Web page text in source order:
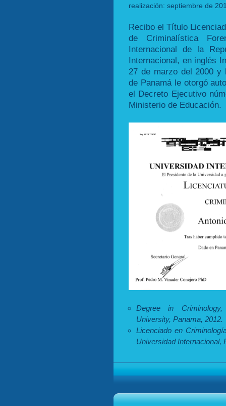
realización: septiembre de
Recibo el Título
de Criminalística
Internacional de la
Internacional, en inglés
27 de marzo del 2000 y
de Panamá le otorgó
el Decreto Ejecutivo
Ministerio de Educación.
Degree in Criminology,
University, Panama, 2012.
Licenciado en
Universidad Internacional,